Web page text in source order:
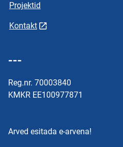
Projektid
Kontakt
---
Reg.nr. 70003840
KMKR EE100977871
Arved esitada e-arvena!